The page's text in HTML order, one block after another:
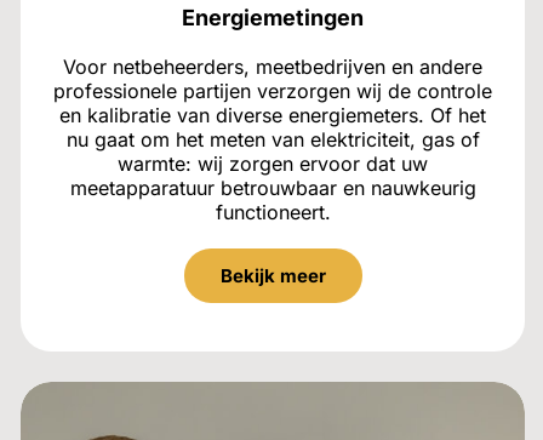
Energiemetingen
Voor netbeheerders, meetbedrijven en andere
professionele partijen verzorgen wij de controle
en kalibratie van diverse energiemeters. Of het
nu gaat om het meten van elektriciteit, gas of
warmte: wij zorgen ervoor dat uw
meetapparatuur betrouwbaar en nauwkeurig
functioneert.
Bekijk meer